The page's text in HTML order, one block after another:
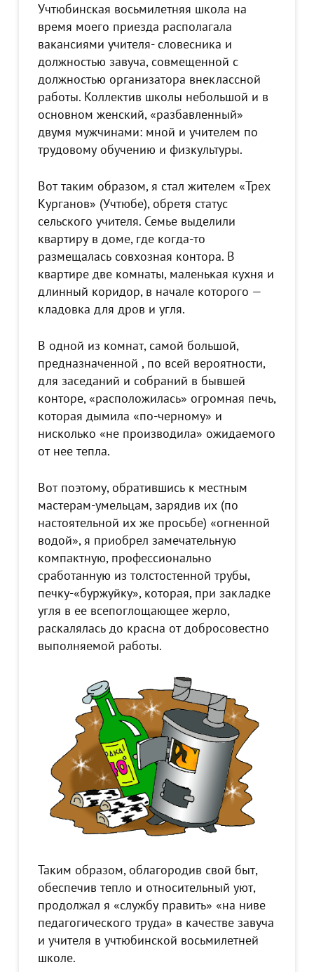
Учтюбинская восьмилетняя школа на
время моего приезда располагала
вакансиями учителя- словесника и
должностью завуча, совмещенной с
должностью организатора внеклассной
работы. Коллектив школы небольшой и в
основном женский, «разбавленный»
двумя мужчинами: мной и учителем по
трудовому обучению и физкультуры.
Вот таким образом, я стал жителем «Трех
Курганов» (Учтюбе), обретя статус
сельского учителя. Семье выделили
квартиру в доме, где когда-то
размещалась совхозная контора. В
квартире две комнаты, маленькая кухня и
длинный коридор, в начале которого —
кладовка для дров и угля.
В одной из комнат, самой большой,
предназначенной , по всей вероятности,
для заседаний и собраний в бывшей
конторе, «расположилась» огромная печь,
которая дымила «по-черному» и
нисколько «не производила» ожидаемого
от нее тепла.
Вот поэтому, обратившись к местным
мастерам-умельцам, зарядив их (по
настоятельной их же просьбе) «огненной
водой», я приобрел замечательную
компактную, профессионально
сработанную из толстостенной трубы,
печку-«буржуйку», которая, при закладке
угля в ее всепоглощающее жерло,
раскалялась до красна от добросовестно
выполняемой работы.
Таким образом, облагородив свой быт,
обеспечив тепло и относительный уют,
продолжал я «службу править» «на ниве
педагогического труда» в качестве завуча
и учителя в учтюбинской восьмилетней
школе.